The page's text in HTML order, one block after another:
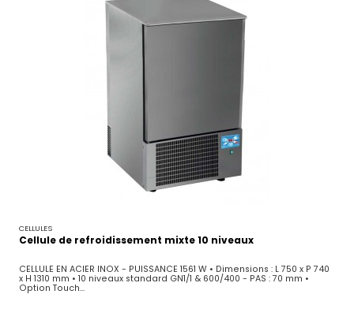
CELLULES
Cellule de refroidissement mixte 10 niveaux
CELLULE EN ACIER INOX - PUISSANCE 1561 W • Dimensions : L 750 x P 740
x H 1310 mm • 10 niveaux standard GN1/1 & 600/400 - PAS : 70 mm •
Option Touch...